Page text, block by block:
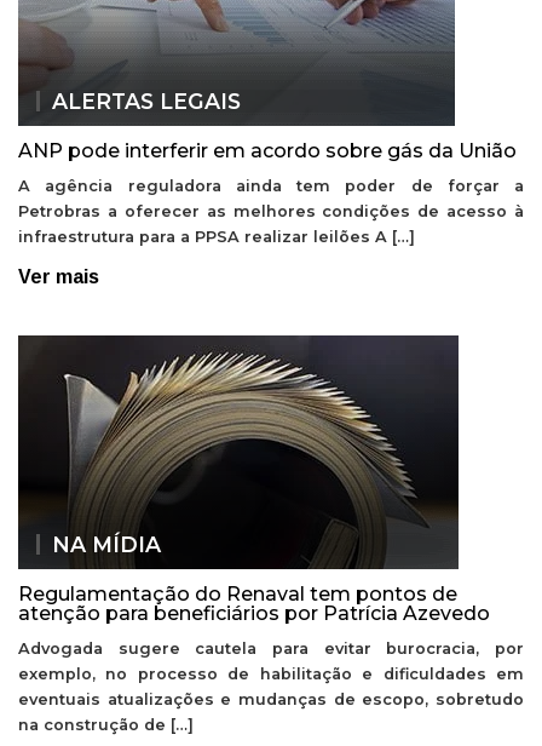
ALERTAS LEGAIS
ANP pode interferir em acordo sobre gás da União
A agência reguladora ainda tem poder de forçar a
Petrobras a oferecer as melhores condições de acesso à
infraestrutura para a PPSA realizar leilões A […]
Ver mais
NA MÍDIA
Regulamentação do Renaval tem pontos de
atenção para beneficiários por Patrícia Azevedo
Advogada sugere cautela para evitar burocracia, por
exemplo, no processo de habilitação e dificuldades em
eventuais atualizações e mudanças de escopo, sobretudo
na construção de […]